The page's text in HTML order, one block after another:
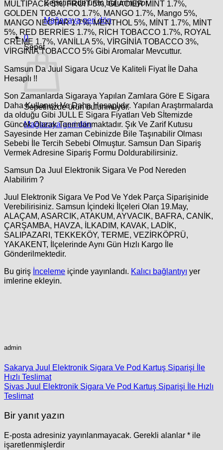
Sepetinizde ürün bulunmuyor.
Mağazaya geri dön
0
Sepet
Sepetinizde ürün bulunmuyor.
Mağazaya geri dön
MULTİPACK 5%, FRUİT 5%, GLACİER MİNT 1.7%,
GOLDEN TOBACCO 1.7%, MANGO 1.7%, Mango 5%,
MANGO NECTAR 1.7%, MENTHOL 5%, MİNT 1.7%, MİNT
5%, RED BERRİES 1.7%, RİCH TOBACCO 1.7%, ROYAL
CRÈME 1.7%, VANİLLA 5%, VİRGİNİA TOBACCO 3%,
VİRGİNİA TOBACCO 5% Gibi Aromalar Mevcuttur.
Samsun Da Juul Sigara Ucuz Ve Kaliteli Fiyat İle Daha
Hesaplı !!
Son Zamanlarda Sigaraya Yapılan Zamlara Göre E Sigara
Daha Kullanışlı Ve Daha Hesaplıdır. Yapılan Araştırmalarda
da olduğu Gibi JULL E Sigara Fiyatları Veb Sİtemizde
Güncek Olarak Tanımlanmaktadır. Şık Ve Zarif Kutusu
Sayesinde Her zaman Cebinizde Bile Taşınabilir Olması
Sebebi İle Tercih Sebebi Olmuştur. Samsun Dan Sipariş
Vermek Adresine Sipariş Formu Doldurabilirsiniz.
Samsun Da Juul Elektronik Sigara Ve Pod Nereden
Alabilirim ?
Juul Elektronik Sigara Ve Pod Ve Ydek Parça Siparişinide
Verebilirisiniz. Samsun İçindeki İlçeleri Olan 19.May,
ALAÇAM, ASARCIK, ATAKUM, AYVACIK, BAFRA, CANİK,
ÇARŞAMBA, HAVZA, İLKADIM, KAVAK, LADİK,
SALIPAZARI, TEKKEKÖY, TERME, VEZİRKÖPRÜ,
YAKAKENT, İlçelerinde Aynı Gün Hızlı Kargo İle
Gönderilmektedir.
Bu giriş İnceleme içinde yayınlandı. Kalıcı bağlantıyı yer
imlerine ekleyin.
admin
Sakarya Juul Elektronik Sigara Ve Pod Kartuş Siparişi İle
Hızlı Teslimat
Sivas Juul Elektronik Sigara Ve Pod Kartuş Siparişi İle Hızlı
Teslimat
Bir yanıt yazın
E-posta adresiniz yayınlanmayacak. Gerekli alanlar * ile
işaretlenmişlerdir